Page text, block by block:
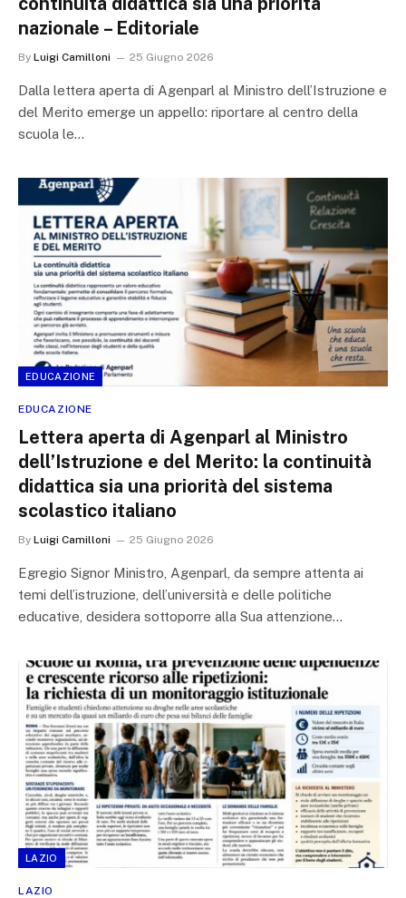
nazionale – Editoriale
By Luigi Camilloni 25 Giugno 2026
Dalla lettera aperta di Agenparl al Ministro dell’Istruzione e
del Merito emerge un appello: riportare al centro della
scuola le…
EDUCAZIONE
EDUCAZIONE
Lettera aperta di Agenparl al Ministro
dell’Istruzione e del Merito: la continuità
didattica sia una priorità del sistema
scolastico italiano
By Luigi Camilloni 25 Giugno 2026
Egregio Signor Ministro, Agenparl, da sempre attenta ai
temi dell’istruzione, dell’università e delle politiche
educative, desidera sottoporre alla Sua attenzione…
LAZIO
LAZIO